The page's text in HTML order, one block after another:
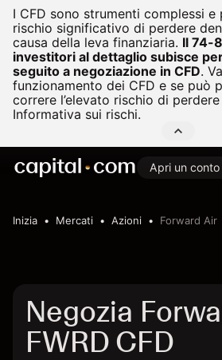
I CFD sono strumenti complessi e
rischio significativo di perdere
causa della leva finanziaria. Il 74-
investitori al dettaglio subisce
seguito a negoziazione in CFD.
funzionamento dei CFD e se può
correre l’elevato rischio di
Informativa sui rischi.
Apri un conto
Inizia Mercati Azioni Forward Air
Negozia
FWRD CFD